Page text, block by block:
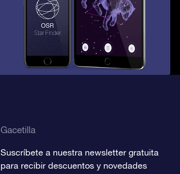
Gacetilla
Suscríbete a nuestra newsletter gratuita
para recibir descuentos y novedades